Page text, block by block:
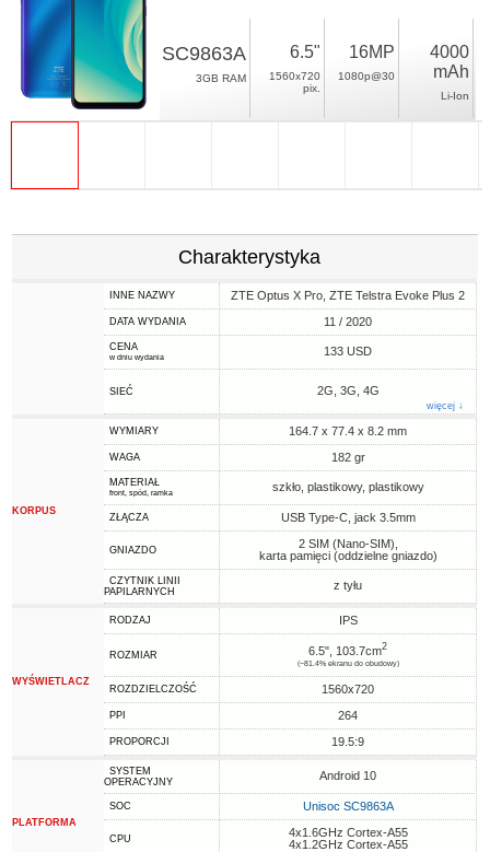
SC9863A
3GB RAM
6.5"
1560x720
pix.
16MP
1080p@30
4000
mAh
Li-Ion
Charakterystyka
INNE NAZWY ZTE Optus X Pro, ZTE Telstra Evoke Plus 2
DATA WYDANIA 11 / 2020
CENA
w dniu wydania 133 USD
SIEĆ 2G, 3G, 4G
więcej ↓
KORPUS
WYMIARY 164.7 x 77.4 x 8.2 mm
WAGA 182 gr
MATERIAŁ
front, spód, ramka szkło, plastikowy, plastikowy
ZŁĄCZA USB Type-C, jack 3.5mm
GNIAZDO
2 SIM (Nano-SIM),
karta pamięci (oddzielne gniazdo)
CZYTNIK LINII
PAPILARNYCH
z tyłu
WYŚWIETLACZ
RODZAJ IPS
ROZMIAR 6.5", 103.7cm2
(~81.4% ekranu do obudowy)
ROZDZIELCZOŚĆ 1560x720
PPI 264
PROPORCJI 19.5:9
PLATFORMA
SYSTEM
OPERACYJNY
Android 10
SOC Unisoc SC9863A
CPU
4x1.6GHz Cortex-A55
4x1.2GHz Cortex-A55